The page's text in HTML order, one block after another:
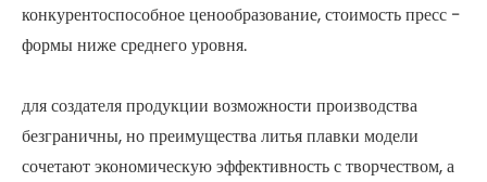
конкурентоспособное ценообразование, стоимость пресс -
формы ниже среднего уровня.
для создателя продукции возможности производства
безграничны, но преимущества литья плавки модели
сочетают экономическую эффективность с творчеством, а